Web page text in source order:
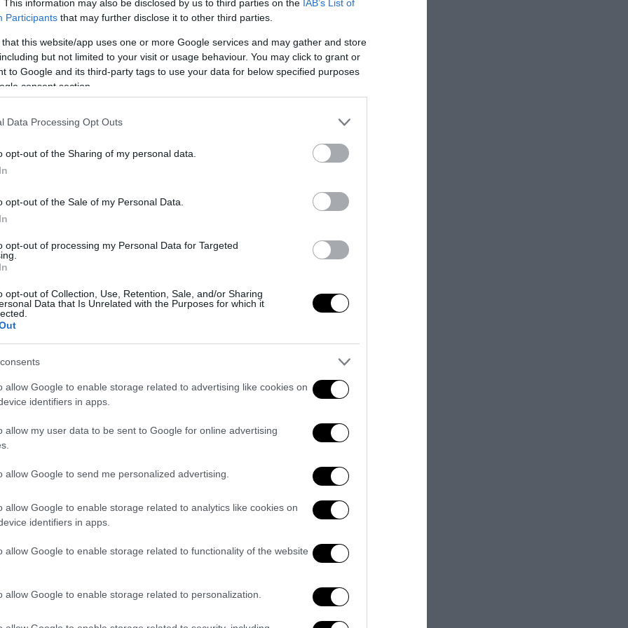
This information may also be disclosed by us to third parties on the IAB’s List of
Participants that may further disclose it to other third parties.
that this website/app uses one or more Google services and may gather and store
but not limited to your visit or usage behaviour. You may click to grant or
to Google and its third-party tags to use your data for below specified purposes
consent section.
Data Processing Opt Outs
opt-out of the Sharing of my personal data.
opt-out of the Sale of my Personal Data.
opt-out of processing my Personal Data for Targeted
opt-out of Collection, Use, Retention, Sale, and/or Sharing
Data that Is Unrelated with the Purposes for which it
allow Google to enable storage related to advertising like cookies on
identifiers in apps.
allow my user data to be sent to Google for online advertising
allow Google to send me personalized advertising.
allow Google to enable storage related to analytics like cookies on
identifiers in apps.
allow Google to enable storage related to functionality of the website
allow Google to enable storage related to personalization.
nella prima ora il gruppo accarezza i
, kamikaze a
Mortirolo, ascesa
Michele Scarponi
, davanti a tutti scollina Luis Leon Sanchez compagno del
fino all’ultimo giorno. Poi, la cima Coppi che fa rima, quest’anno, con il
. Questa volta è Mikel Landa
, anche lui figlio a due ruote del miglior
in testa. Lo spagnolo della Sky guida la corsa alla ricerca del riscatto dopo
Umbrailpass, scoppia l’intestino di Dumoulin.
il corridore nato a Maastricht, la città del trattato. Il gruppo non ha voluto
rallentare, ma la corsa aveva preso la sua piega. L’imprevisto è parte essenziale
ansimano, le gambe tremano. L’incedere è deciso. Ci provano il capitano
ed il suo dirimpettaio Nairo Quintana.Domenico PozzovivoeIl’nur Zakarin
Tonkov il ciclismo russo inseguiva un corridore da tre settimane, reggono ed
sue ruote, mentre Landa diventa un puntino luminoso distante poche pedalate.